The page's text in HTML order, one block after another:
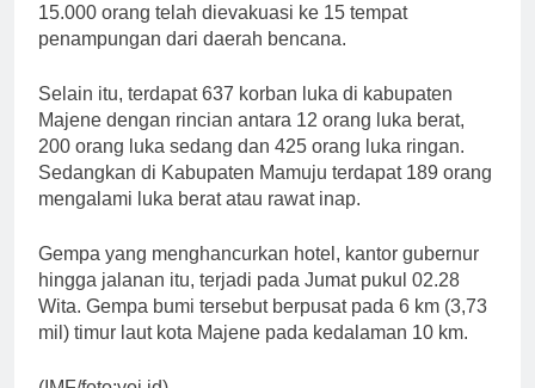
15.000 orang telah dievakuasi ke 15 tempat
penampungan dari daerah bencana.
Selain itu, terdapat 637 korban luka di kabupaten
Majene dengan rincian antara 12 orang luka berat,
200 orang luka sedang dan 425 orang luka ringan.
Sedangkan di Kabupaten Mamuju terdapat 189 orang
mengalami luka berat atau rawat inap.
Gempa yang menghancurkan hotel, kantor gubernur
hingga jalanan itu, terjadi pada Jumat pukul 02.28
Wita. Gempa bumi tersebut berpusat pada 6 km (3,73
mil) timur laut kota Majene pada kedalaman 10 km.